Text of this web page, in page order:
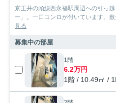
京王井の頭線西永福駅周辺への引っ
ー」。一口コンロが付いています。
見る
募集中の部屋
1階
6.2万円
1階 / 10.49㎡ /